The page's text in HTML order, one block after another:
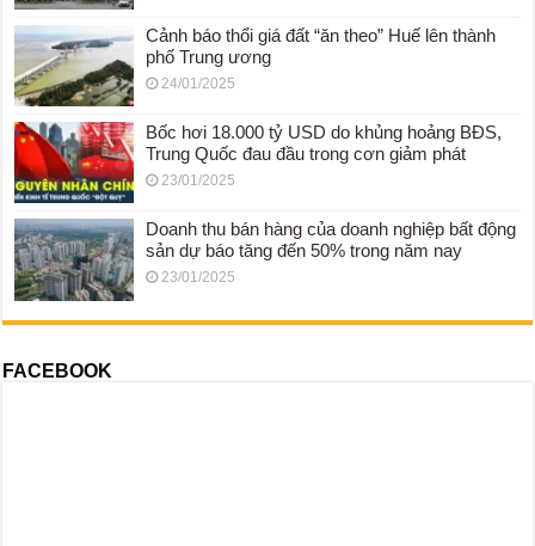
Cảnh báo thổi giá đất “ăn theo” Huế lên thành
phố Trung ương
24/01/2025
Bốc hơi 18.000 tỷ USD do khủng hoảng BĐS,
Trung Quốc đau đầu trong cơn giảm phát
23/01/2025
Doanh thu bán hàng của doanh nghiệp bất động
sản dự báo tăng đến 50% trong năm nay
23/01/2025
FACEBOOK